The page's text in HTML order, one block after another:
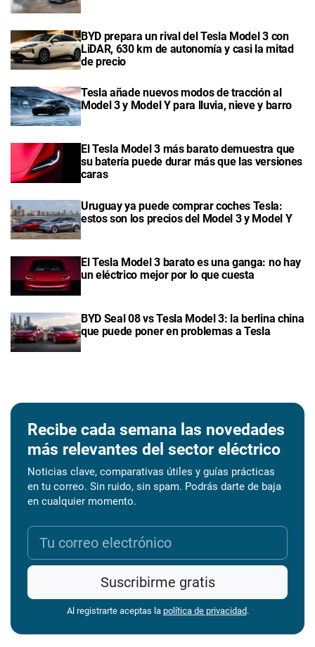
BYD prepara un rival del Tesla Model 3 con
LiDAR, 630 km de autonomía y casi la mitad
de precio
Tesla añade nuevos modos de tracción al
Model 3 y Model Y para lluvia, nieve y barro
El Tesla Model 3 más barato demuestra que
su batería puede durar más que las versiones
caras
Uruguay ya puede comprar coches Tesla:
estos son los precios del Model 3 y Model Y
El Tesla Model 3 barato es una ganga: no hay
un eléctrico mejor por lo que cuesta
BYD Seal 08 vs Tesla Model 3: la berlina china
que puede poner en problemas a Tesla
Recibe cada semana las novedades
más relevantes del sector eléctrico
Noticias clave, comparativas útiles y guías prácticas
en tu correo. Sin ruido, sin spam. Podrás darte de baja
en cualquier momento.
Suscribirme gratis
Al registrarte aceptas la política de privacidad.